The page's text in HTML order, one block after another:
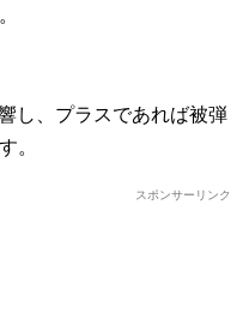
し、プラスであれば被弾
。
スポンサーリンク